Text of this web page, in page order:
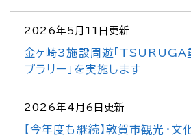
2026年5月11日更新
金ヶ崎3施設周遊「TSURUGA
プラリー」を実施します
2026年4月6日更新
【今年度も継続】敦賀市観光・